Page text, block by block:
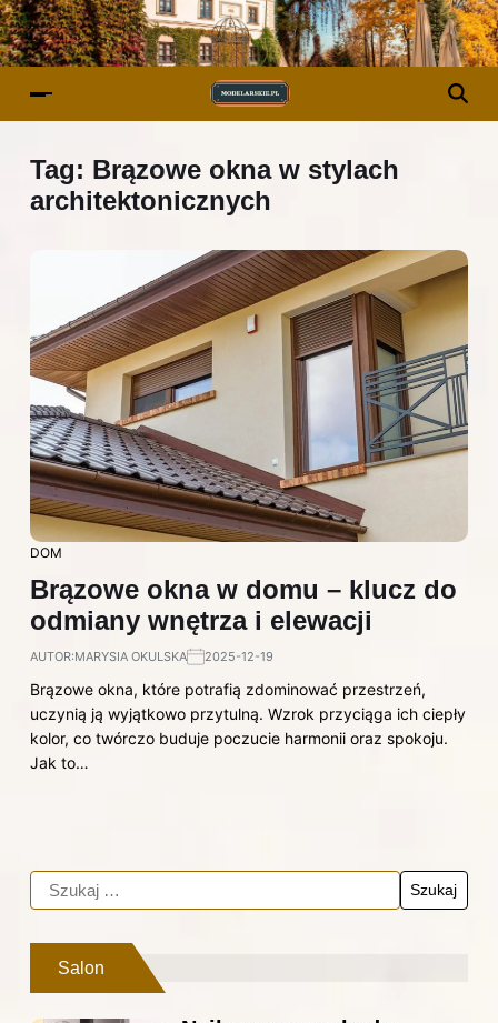
Tag: Brązowe okna w stylach
architektonicznych
DOM
Brązowe okna w domu – klucz do
odmiany wnętrza i elewacji
AUTOR:MARYSIA OKULSKA 2025-12-19
Brązowe okna, które potrafią zdominować przestrzeń,
uczynią ją wyjątkowo przytulną. Wzrok przyciąga ich ciepły
kolor, co twórczo buduje poczucie harmonii oraz spokoju.
Jak to…
Salon